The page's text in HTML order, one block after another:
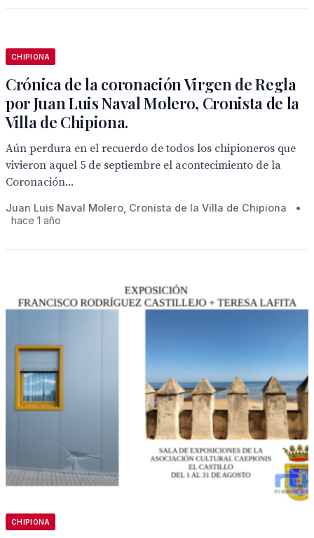
CHIPIONA
Crónica de la coronación Virgen de Regla
por Juan Luis Naval Molero, Cronista de la
Villa de Chipiona.
Aún perdura en el recuerdo de todos los chipioneros que
vivieron aquel 5 de septiembre el acontecimiento de la
Coronación...
Juan Luis Naval Molero, Cronista de la Villa de Chipiona
•
hace 1 año
CHIPIONA